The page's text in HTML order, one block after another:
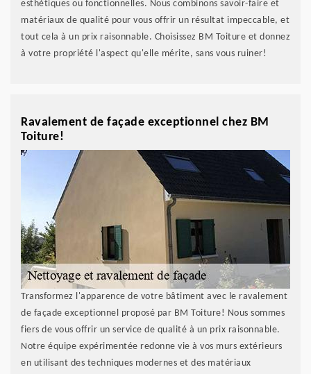
esthétiques ou fonctionnelles. Nous combinons savoir-faire et
matériaux de qualité pour vous offrir un résultat impeccable, et
tout cela à un prix raisonnable. Choisissez BM Toiture et donnez
à votre propriété l'aspect qu'elle mérite, sans vous ruiner!
Ravalement de façade exceptionnel chez BM
Toiture!
Transformez l'apparence de votre bâtiment avec le ravalement
de façade exceptionnel proposé par BM Toiture! Nous sommes
fiers de vous offrir un service de qualité à un prix raisonnable.
Notre équipe expérimentée redonne vie à vos murs extérieurs
en utilisant des techniques modernes et des matériaux